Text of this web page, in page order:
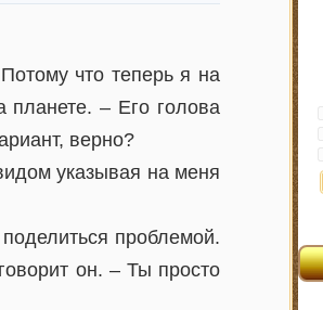
что теперь я на
– Его голова
верно?
указывая на меня
проблемой.
он. – Ты просто